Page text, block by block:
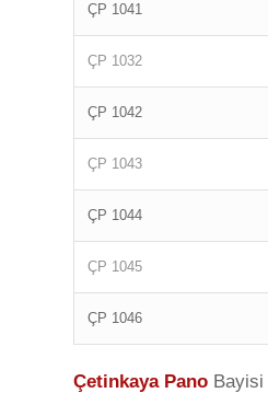
ÇP 1041
ÇP 1032
ÇP 1042
ÇP 1043
ÇP 1044
ÇP 1045
ÇP 1046
Çetinkaya Pano Bayisi